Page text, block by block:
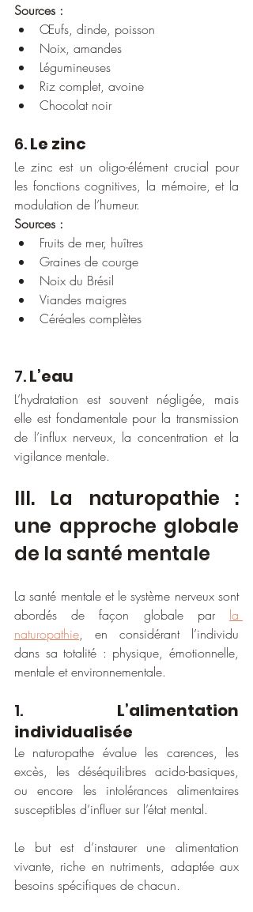
Sources :
Œufs, dinde, poisson
Noix, amandes
Légumineuses
Riz complet, avoine
Chocolat noir
6. Le zinc
Le zinc est un oligo-élément crucial pour
les fonctions cognitives, la mémoire, et la
modulation de l’humeur.
Sources :
Fruits de mer, huîtres
Graines de courge
Noix du Brésil
Viandes maigres
Céréales complètes
7. L’eau
L’hydratation est souvent négligée, mais
elle est fondamentale pour la transmission
de l’influx nerveux, la concentration et la
vigilance mentale.
III. La naturopathie :
une approche globale
de la santé mentale
La santé mentale et le système nerveux sont
abordés de façon globale par la
naturopathie, en considérant l’individu
dans sa totalité : physique, émotionnelle,
mentale et environnementale.
1. L’alimentation
individualisée
Le naturopathe évalue les carences, les
excès, les déséquilibres acido-basiques,
ou encore les intolérances alimentaires
susceptibles d’influer sur l’état mental.
Le but est d’instaurer une alimentation
vivante, riche en nutriments, adaptée aux
besoins spécifiques de chacun.